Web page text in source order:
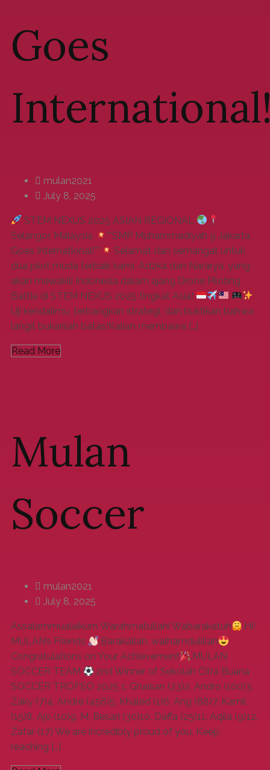
Goes
mulan2021
July 8, 2025
STEM NEXUS 2025 ASIAN REGIONAL
Selangor, Malaysia
**SMP Muhammadiyah 9 Jakarta
Goes International!**
Selamat dan semangat untuk
dua pilot muda terbaik kami, Adzka dan Nararya, yang
akan mewakili Indonesia dalam ajang Drone Piloting
Battle di STEM NEXUS 2025 tingkat Asia!
Uji kendalimu, terbangkan strategi, dan buktikan bahwa
langit bukanlah batas!Kalian membawa […]
Read More
Mulan
Soccer
mulan2021
July 8, 2025
Assalammualaikum Warahmatullahi Wabarakatuh
.Hi!
MULAN’s Friends
.Barakallah, walhamdulillah
Congratulations on Your Achievement
.MULAN
SOCCER TEAM
.2nd Winner of Sekolah Citra Buana
SOCCER TROFEO 2025 1. Ghaisan (23)2. ⁠Andro (100)3.
⁠Zaky (7)4. ⁠Andre (456)5. ⁠Khaled (1)6. ⁠Ang (88)7. ⁠Kamil
(15)8. ⁠Ajo (10)9. ⁠M. Besari (30)10. ⁠Daffa (25)11. ⁠Aqila (9)12.
⁠Zafar (17) We are incredibly proud of you. Keep
reaching […]